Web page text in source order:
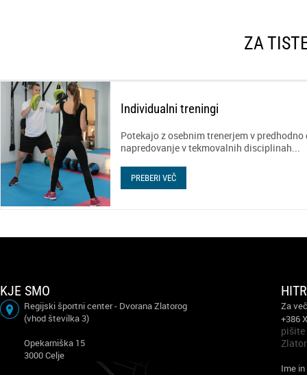
ZA
Individualni treningi
Potekajo z osebnim trenerjem v
napredovanje v tekmovalnih disciplinah...
PREBERI VEČ
KJE SMO
Regijski športni center - Dvorana Zlatorog
(vhod številka 3)
Opekarniška 15
3000 Celje
Za
+386
Ime